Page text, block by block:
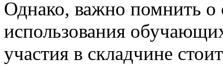
Однако, важно помнить о
использования
участия в складчине